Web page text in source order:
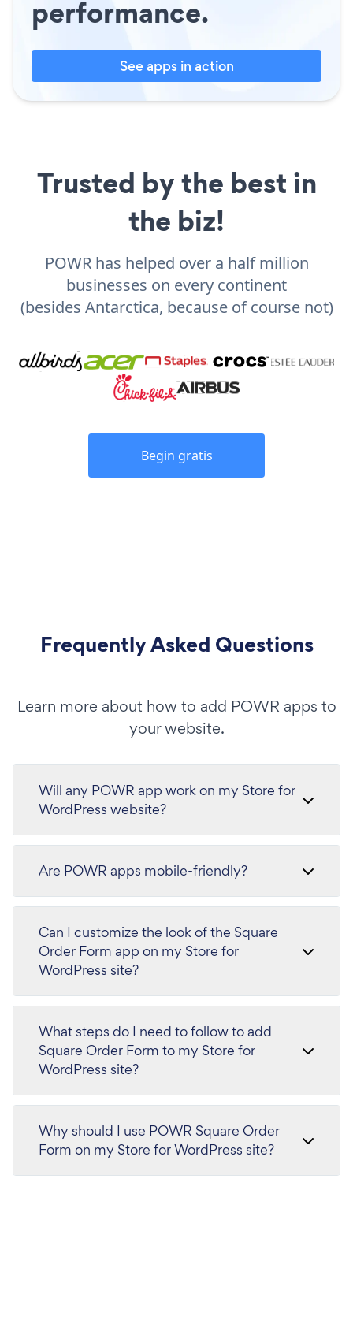
performance.
See apps in action
Trusted by the best in
the biz!
POWR has helped over a half million
businesses on every continent
(besides Antarctica, because of course not)
Begin gratis
Frequently Asked Questions
Learn more about how to add POWR apps to
your website.
Will any POWR app work on my Store for
WordPress website?
Are POWR apps mobile-friendly?
Can I customize the look of the Square
Order Form app on my Store for
WordPress site?
What steps do I need to follow to add
Square Order Form to my Store for
WordPress site?
Why should I use POWR Square Order
Form on my Store for WordPress site?